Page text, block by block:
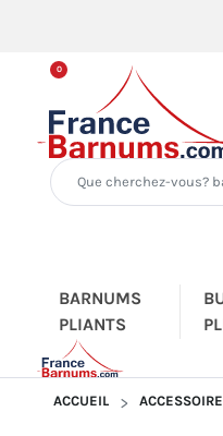
0
BARNUMS
PLIANTS
ACCUEIL